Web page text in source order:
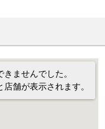
ませんでした。
舗が表示されます。